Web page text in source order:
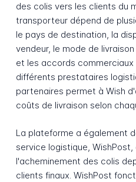
des colis vers les clients du
transporteur dépend de
le pays de destination, la
vendeur, le mode de
et les accords commerciaux
différents prestataires
partenaires permet à Wish
coûts de livraison selon
La plateforme a également
service logistique, WishPost,
l'acheminement des colis
clients finaux. WishPost